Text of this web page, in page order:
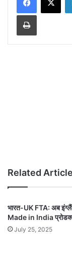
Print
Related
भारत-UK FTA: अब
Made in India
July 25, 2025